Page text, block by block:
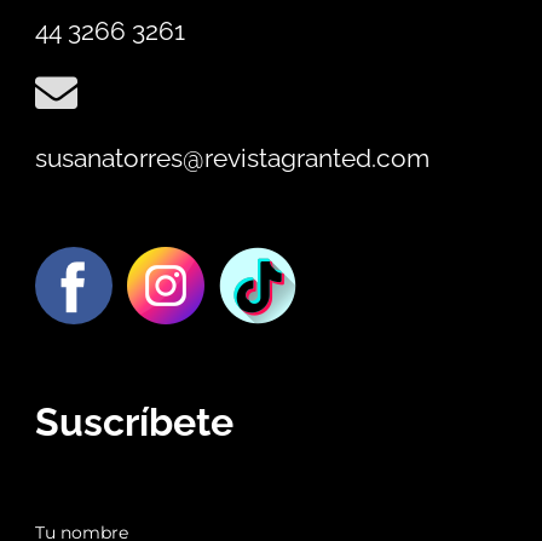
44 3266 3261
susanatorres@revistagranted.com
Suscríbete
Tu nombre